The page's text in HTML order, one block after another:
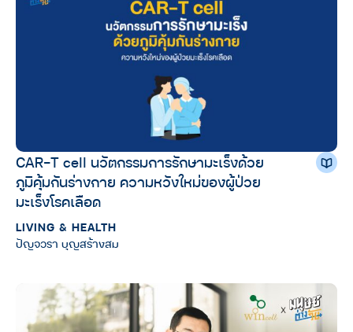
CAR-T cell นวัตกรรมการรักษามะเร็งด้วย
ภูมิคุ้มกันร่างกาย ความหวังใหม่ของผู้ป่วย
มะเร็งโรคเลือด
LIVING & HEALTH
ปัญจวรา บุญสร้างสม